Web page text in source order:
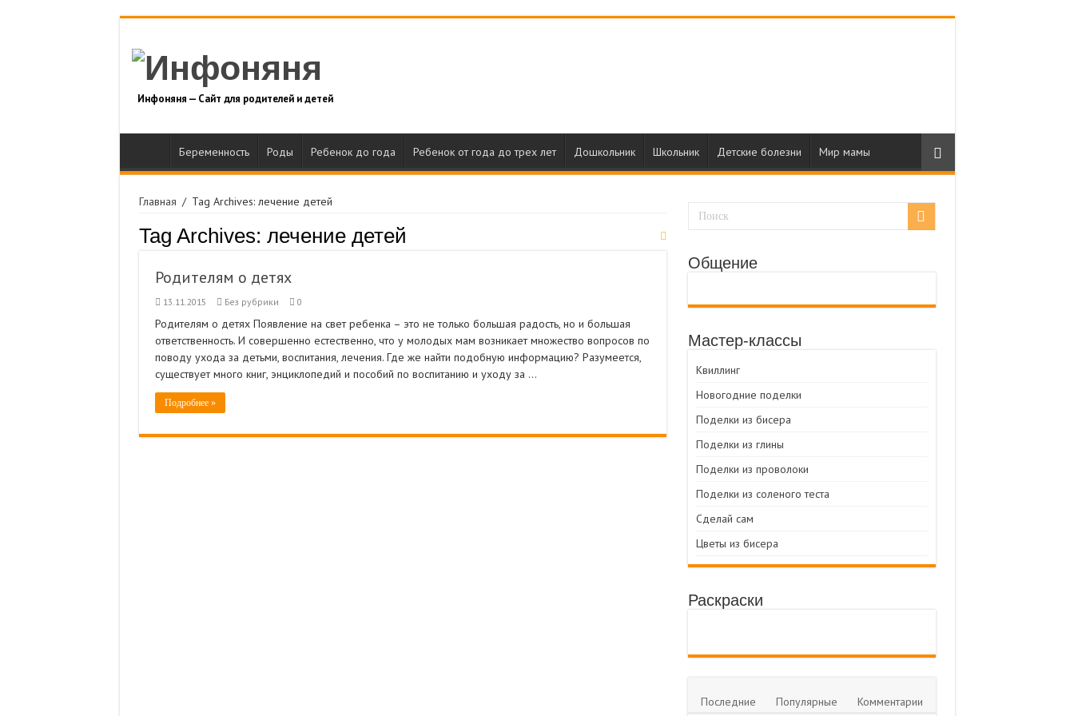
Инфоняня — Сайт для родителей и детей
Беременность Роды Ребенок до года Ребенок от года до трех лет Дошкольник Школьник Детские болезни Мир мамы
Главная / Tag Archives: лечение детей
Tag Archives: лечение детей
Родителям о детях
13.11.2015 Без рубрики 0
Родителям о детях Появление на свет ребенка – это не только большая радость, но и большая
ответственность. И совершенно естественно, что у молодых мам возникает множество вопросов по
поводу ухода за детьми, воспитания, лечения. Где же найти подобную информацию? Разумеется,
существует много книг, энциклопедий и пособий по воспитанию и уходу за …
Подробнее »
Общение
Мастер-классы
Квиллинг
Новогодние поделки
Поделки из бисера
Поделки из глины
Поделки из проволоки
Поделки из соленого теста
Сделай сам
Цветы из бисера
Раскраски
Последние Популярные Комментарии